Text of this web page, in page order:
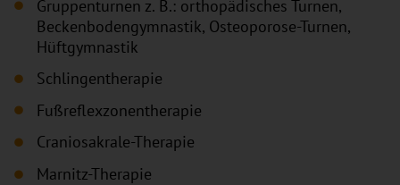
Gruppenturnen z. B.: orthopädisches Turnen,
Beckenbodengymnastik, Osteoporose-Turnen,
Hüftgymnastik
Schlingentherapie
Fußreflexzonentherapie
Craniosakrale-Therapie
Marnitz-Therapie